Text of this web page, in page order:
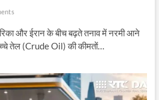
और ईरान के बीच बढ़ते तनाव में नरमी आने
तेल (Crude Oil) की कीमतों…